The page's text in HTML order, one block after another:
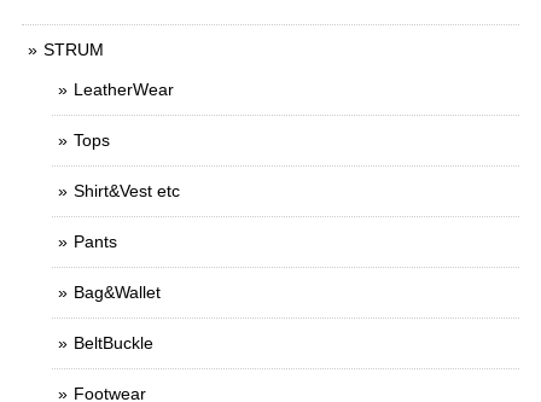
STRUM
LeatherWear
Tops
Shirt&Vest etc
Pants
Bag&Wallet
BeltBuckle
Footwear